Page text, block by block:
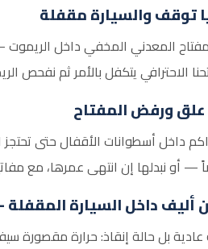
توقف والسيارة مقفلة
المعدني المخفي داخل
الاحترافي يتكفل بالأمر ثم نفحص
ورفض المفتاح
داخل أسطوانات الأقفال حتى تحتجز
أو نبدلها إن انتهى عمرها، مع
أليف داخل السيارة
بل حالة إنقاذ: حرارة مقصورة